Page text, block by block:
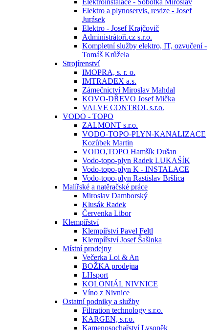
Elektroinstalace - Sobotka Miroslav
Elektro a plynoservis, revize - Josef
Jurásek
Elektro - Josef Krajčovič
Administrátoři.cz s.r.o.
Kompletní služby elektro, IT, ozvučení -
Tomáš Krůžela
Strojírenství
IMOPRA, s. r. o.
IMTRADEX a.s.
Zámečnictví Miroslav Mahdal
KOVO-DŘEVO Josef Mička
VALVE CONTROL s.r.o.
VODO - TOPO
ZALMONT s.r.o.
VODO-TOPO-PLYN-KANALIZACE
Kozůbek Martin
VODO,TOPO Hamšík Dušan
Vodo-topo-plyn Radek LUKAŠÍK
Vodo-topo-plyn K - INSTALACE
Vodo-topo-plyn Rastislav Bršlica
Malířské a natěračské práce
Miroslav Damborský
Klusák Radek
Červenka Libor
Klempířství
Klempířství Pavel Feltl
Klempířství Josef Šašinka
Místní prodejny
Večerka Loi & An
BOŽKA prodejna
LHsport
KOLONIÁL NIVNICE
Víno z Nivnice
Ostatní podniky a služby
Filtration technology s.r.o.
KARGEN, s.r.o.
Kamenosochařství Lysoněk